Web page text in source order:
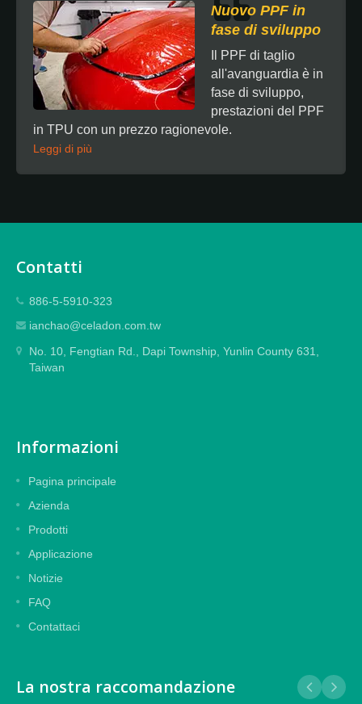
Nuovo PPF in
fase di sviluppo
Il PPF di taglio
all'avanguardia è in
fase di sviluppo,
prestazioni del PPF
in TPU con un prezzo ragionevole.
Leggi di più
Contatti
886-5-5910-323
ianchao@celadon.com.tw
No. 10, Fengtian Rd., Dapi Township, Yunlin County 631,
Taiwan
Informazioni
Pagina principale
Azienda
Prodotti
Applicazione
Notizie
FAQ
Contattaci
La nostra raccomandazione